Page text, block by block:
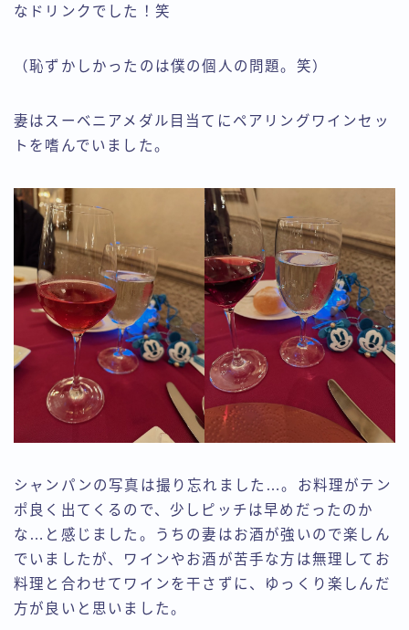
なドリンクでした！笑
（恥ずかしかったのは僕の個人の問題。笑）
妻はスーベニアメダル目当てにペアリングワインセッ
トを嗜んでいました。
シャンパンの写真は撮り忘れました…。お料理がテン
ポ良く出てくるので、少しピッチは早めだったのか
な…と感じました。うちの妻はお酒が強いので楽しん
でいましたが、ワインやお酒が苦手な方は無理してお
料理と合わせてワインを干さずに、ゆっくり楽しんだ
方が良いと思いました。